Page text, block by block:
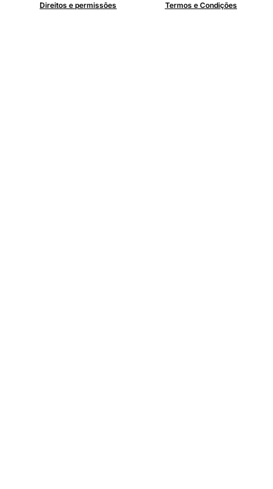
Direitos e permissões Termos e Condições